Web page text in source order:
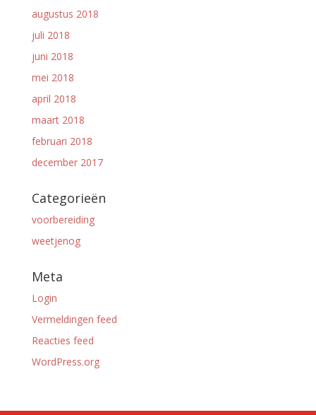
augustus 2018
juli 2018
juni 2018
mei 2018
april 2018
maart 2018
februari 2018
december 2017
Categorieën
voorbereiding
weetjenog
Meta
Login
Vermeldingen feed
Reacties feed
WordPress.org